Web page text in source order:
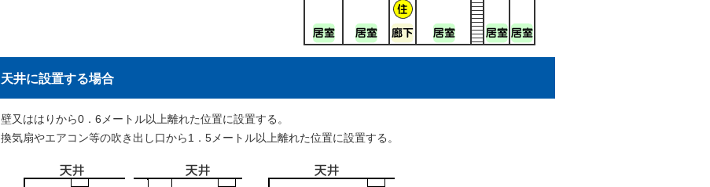
天井に設置する場合
壁又ははりから0．6メートル以上離れた位置に設置する。
換気扇やエアコン等の吹き出し口から1．5メートル以上離れた位置に設置する。